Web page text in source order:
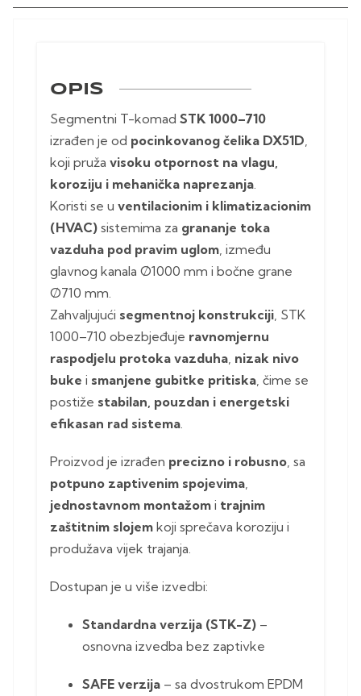
OPIS
Segmentni T-komad STK 1000–710
izrađen je od pocinkovanog čelika DX51D
koji pruža visoku otpornost na vlagu,
koroziju i mehanička naprezanja
Koristi se u ventilacionim i klimatizacionim
(HVAC) sistemima za grananje toka
vazduha pod pravim uglom , između
glavnog kanala Ø1000 mm i bočne grane
Ø710 mm.
Zahvaljujući segmentnoj konstrukciji , STK
1000–710 obezbjeđuje ravnomjernu
raspodjelu protoka vazduha nizak nivo
buke i smanjene gubitke pritiska , čime se
postiže stabilan, pouzdan i energetski
efikasan rad sistema
Proizvod je izrađen precizno i robusno , sa
potpuno zaptivenim spojevima
jednostavnom montažom i trajnim
zaštitnim slojem koji sprečava koroziju i
produžava vijek trajanja.
Dostupan je u više izvedbi:
Standardna verzija (STK-Z) –
osnovna izvedba bez zaptivke
SAFE verzija – sa dvostrukom EPDM